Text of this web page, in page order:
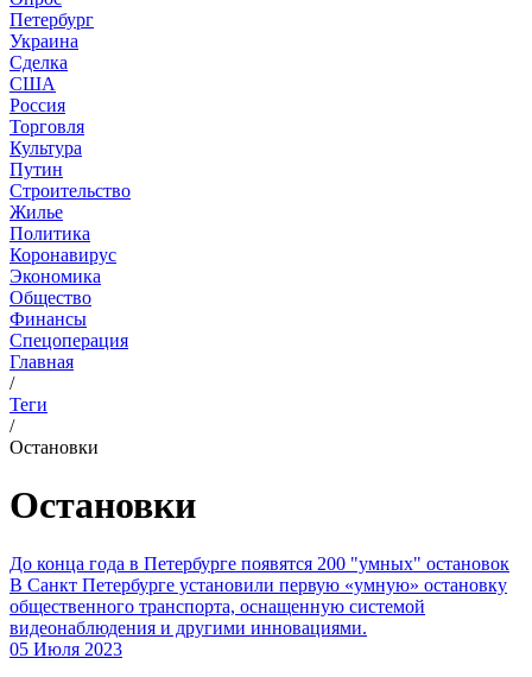
Петербург
Украина
Сделка
США
Россия
Торговля
Культура
Путин
Строительство
Жилье
Политика
Коронавирус
Экономика
Общество
Финансы
Спецоперация
Главная
/
Теги
/
Остановки
Остановки
До конца года в Петербурге появятся 200 "умных" остановок
В Санкт Петербурге установили первую «умную» остановку
общественного транспорта, оснащенную системой
видеонаблюдения и другими инновациями.
05 Июля 2023